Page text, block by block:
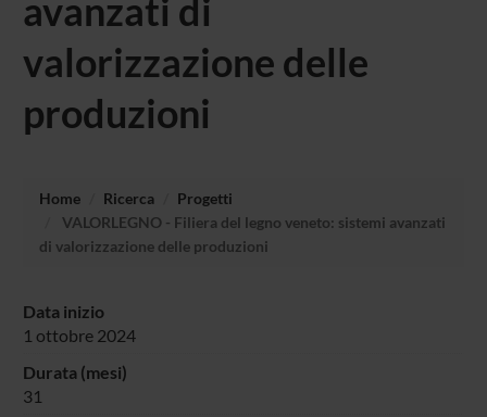
avanzati di
valorizzazione delle
produzioni
Home Ricerca
Progetti
VALORLEGNO - Filiera del legno veneto: sistemi avanzati
di valorizzazione delle produzioni
Data inizio
1 ottobre 2024
Durata (mesi)
31